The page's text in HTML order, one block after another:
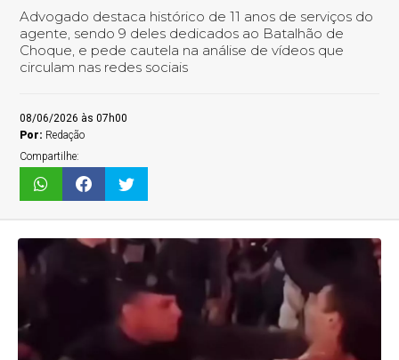
Advogado destaca histórico de 11 anos de serviços do
agente, sendo 9 deles dedicados ao Batalhão de
Choque, e pede cautela na análise de vídeos que
circulam nas redes sociais
08/06/2026 às 07h00
Por: Redação
Compartilhe: